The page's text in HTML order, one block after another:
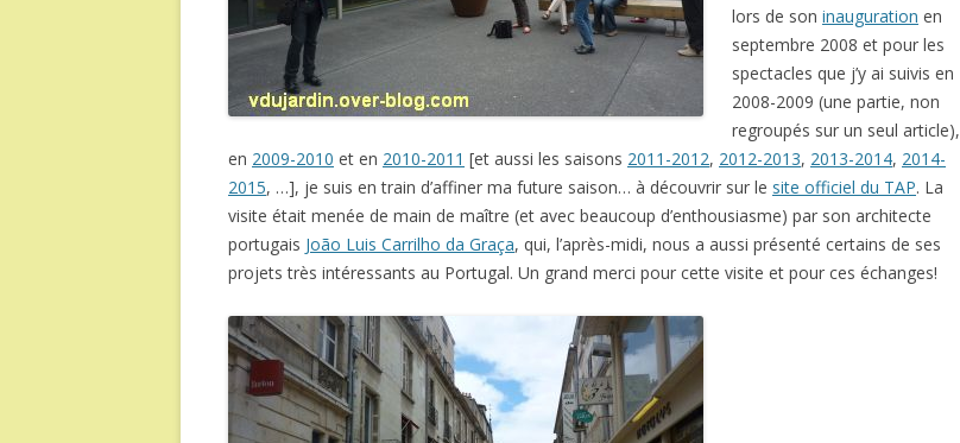
lors de son inauguration en
septembre 2008 et pour les
spectacles que j’y ai suivis en
2008-2009 (une partie, non
regroupés sur un seul article),
en 2009-2010 et en 2010-2011 [et aussi les saisons 2011-2012, 2012-2013, 2013-2014, 2014-
2015, …], je suis en train d’affiner ma future saison… à découvrir sur le site officiel du TAP. La
visite était menée de main de maître (et avec beaucoup d’enthousiasme) par son architecte
portugais João Luis Carrilho da Graça, qui, l’après-midi, nous a aussi présenté certains de ses
projets très intéressants au Portugal. Un grand merci pour cette visite et pour ces échanges!